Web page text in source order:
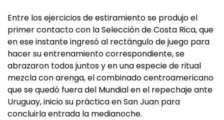
Entre los ejercicios de estiramiento se produjo el
primer contacto con la Selección de Costa Rica, que
en ese instante ingresó al rectángulo de juego para
hacer su entrenamiento correspondiente, se
abrazaron todos juntos y en una especie de ritual
mezcla con arenga, el combinado centroamericano
que se quedó fuera del Mundial en el repechaje ante
Uruguay, inicio su práctica en San Juan para
concluirla entrada la medianoche.